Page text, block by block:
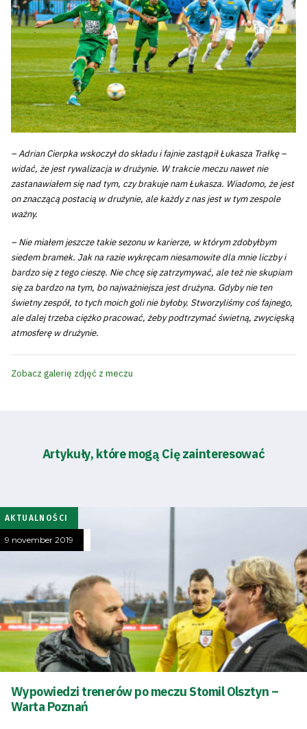
– Adrian Cierpka wskoczył do składu i fajnie zastąpił Łukasza Trałkę –
widać, że jest rywalizacja w drużynie. W trakcie meczu nawet nie
zastanawiałem się nad tym, czy brakuje nam Łukasza. Wiadomo, że jest
on znaczącą postacią w drużynie, ale każdy z nas jest w tym zespole
ważny.
– Nie miałem jeszcze takie sezonu w karierze, w którym zdobyłbym
siedem bramek. Jak na razie wykręcam niesamowite dla mnie liczby i
bardzo się z tego cieszę. Nie chcę się zatrzymywać, ale też nie skupiam
się za bardzo na tym, bo najważniejsza jest drużyna. Gdyby nie ten
świetny zespół, to tych moich goli nie byłoby. Stworzyliśmy coś fajnego,
ale dalej trzeba ciężko pracować, żeby podtrzymać świetną, zwycięską
atmosferę w drużynie.
Zobacz galerię zdjęć z meczu
Artykuły, które mogą Cię zainteresować
AKTUALNOŚCI
9 november 2019
Wypowiedzi trenerów po meczu Stomil Olsztyn –
Warta Poznań